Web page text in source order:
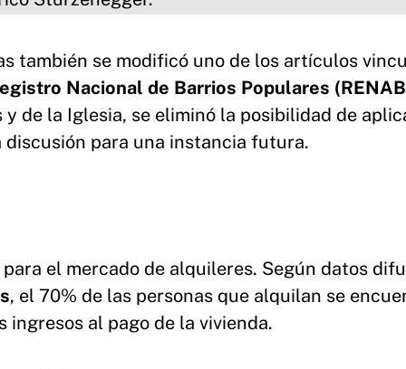
también se modificó uno de los artículos
Nacional de Barrios Populares
de la Iglesia, se eliminó la posibilidad de
discusión para una instancia futura.
el mercado de alquileres. Según datos
, el 70% de las personas que alquilan se
ingresos al pago de la vivienda.